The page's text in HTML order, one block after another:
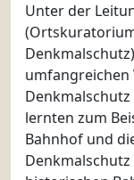
Unter der
lernten zum
Bahnhof und